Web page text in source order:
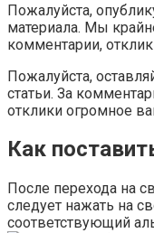
Пожалуйста,
материала. Мы
комментарии,
Пожалуйста,
статьи. За
отклики огромное
Как
После перехода на
следует нажать на
соответствующий